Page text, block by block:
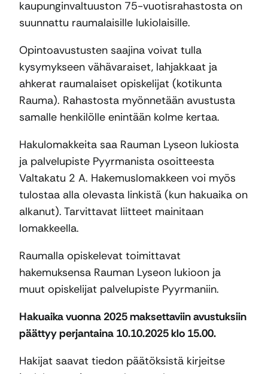
kaupunginvaltuuston 75-vuotisrahastosta on
suunnattu raumalaisille lukiolaisille.
Opintoavustusten saajina voivat tulla
kysymykseen vähävaraiset, lahjakkaat ja
ahkerat raumalaiset opiskelijat (kotikunta
Rauma). Rahastosta myönnetään avustusta
samalle henkilölle enintään kolme kertaa.
Hakulomakkeita saa Rauman Lyseon lukiosta
ja palvelupiste Pyyrmanista osoitteesta
Valtakatu 2 A. Hakemuslomakkeen voi myös
tulostaa alla olevasta linkistä (kun hakuaika on
alkanut). Tarvittavat liitteet mainitaan
lomakkeella.
Raumalla opiskelevat toimittavat
hakemuksensa Rauman Lyseon lukioon ja
muut opiskelijat palvelupiste Pyyrmaniin.
Hakuaika vuonna 2025 maksettaviin avustuksiin
päättyy perjantaina 10.10.2025 klo 15.00.
Hakijat saavat tiedon päätöksistä kirjeitse